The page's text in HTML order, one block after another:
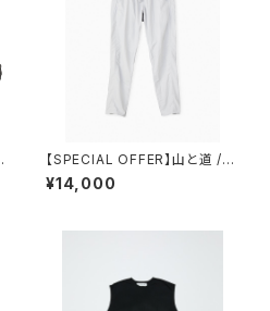
【SPECIAL OFFER】山と道 /５
POCKET PANTS（WOMEN）
¥14,000